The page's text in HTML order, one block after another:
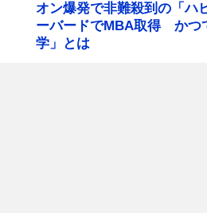
オン爆発で非難殺到の「ハ
ーバードでMBA取得 かつ
学」とは